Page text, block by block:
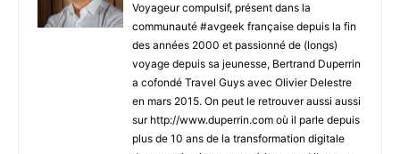
Voyageur compulsif, présent dans la
communauté #avgeek française depuis la fin
des années 2000 et passionné de (longs)
voyage depuis sa jeunesse, Bertrand Duperrin
a cofondé Travel Guys avec Olivier Delestre
en mars 2015. On peut le retrouver aussi aussi
sur http://www.duperrin.com où il parle depuis
plus de 10 ans de la transformation digitale